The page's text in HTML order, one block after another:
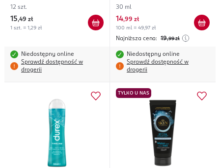
12 szt.
15,49 zł
1 szt. = 1,29 zł
Niedostępny online
Sprawdź dostępność w
drogerii
30 ml
14,99 zł
100 ml = 49,97 zł
Najniższa cena: 19,99 zł
Niedostępny online
Sprawdź dostępność w
drogerii
TYLKO U NAS